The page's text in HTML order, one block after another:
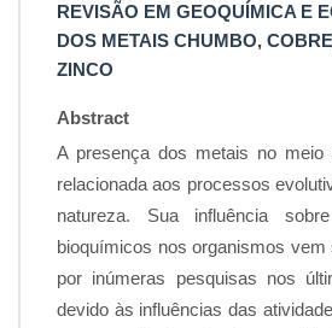
REVISÃO EM GEOQUÍMICA E
DOS METAIS CHUMBO,
ZINCO
Abstract
A presença dos metais no meio
relacionada aos processos
natureza. Sua influência
bioquímicos nos organismos
por inúmeras pesquisas nos
devido às influências das